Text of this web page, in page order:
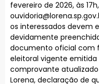
fevereiro de 2026, às
os interessados devem
devidamente
documento oficial com
eleitoral vigente emitida
comprovante
Lorena, declaração de